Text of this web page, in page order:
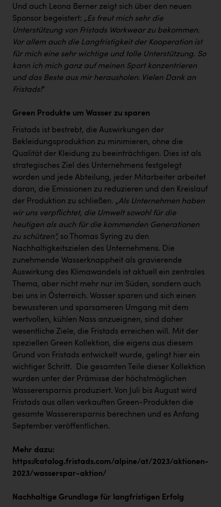
TCL
TGW Logistics
TRAILOMAT & Cycling Austria
VERITAS
Vier Diamanten
Vorlagenportal
Wir besiegen Krebs
Wirtschaftskammer OÖ
ZGONC
ZULuft - Zukunft Luft Austria
z.l.ö.
Österreichisches Hebammengremium
Wirtschaftskammer OÖ Energiehandel
Dopgas
kunden basics
kontakt
Und auch Leona Berner zeigt sich über den neuen
Sponsor begeistert: „Es freut mich sehr die
Unterstützung von Fristads Workwear zu bekommen.
Vor allem auch die Langfristigkeit der Kooperation ist
für mich eine sehr wichtige und tolle Unterstützung. So
kann ich mich ganz auf meinen Sport konzentrieren
und das Beste aus mir herausholen. Vielen Dank an
Fristads!“
Green Produkte um Wasser zu sparen
Fristads ist bestrebt, die Auswirkungen der
Bekleidungsproduktion zu minimieren, ohne die
Qualität der Kleidung zu beeinträchtigen. Dies ist als
strategisches Ziel des Unternehmens festgelegt
worden und jede Abteilung, jeder Mitarbeiter arbeitet
daran, die Emissionen zu reduzieren und den Kreislauf
der Produktion zu schließen. „Als Unternehmen haben
wir uns verpflichtet, die Umwelt sowohl für die
heutigen als auch für die kommenden Generationen
zu schützen“, so Thomas Syring zu den
Nachhaltigkeitszielen des Unternehmens. Die
zunehmende Wasserknappheit als gravierende
Auswirkung des Klimawandels ist aktuell ein zentrales
Thema, aber nicht mehr nur im Süden, sondern auch
bei uns in Österreich. Wasser sparen und sich einen
bewussteren und sparsameren Umgang mit dem
wertvollen, kühlen Nass anzueignen, sind daher
wesentliche Ziele, die Fristads erreichen will. Mit der
speziellen Green Kollektion, die eigens aus diesem
Grund von Fristads entwickelt wurde, gelingt hier ein
wichtiger Schritt. Die gesamten Teile dieser Kollektion
wurden unter der Prämisse der höchstmöglichen
Wasserersparnis produziert. Von Juli bis August wird
Fristads aus allen verkauften Green-Produkten die
gesamte Wasserersparnis berechnen und es Anfang
September veröffentlichen.
Mehr dazu:
https://catalog.fristads.com/alpine/at/2023/aktionen-
2023/wasserspar-aktion/
Nachhaltige Grundlage für langfristigen Erfolg